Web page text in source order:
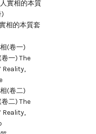
相的本質套
一) The
Reality,
二) The
Reality,